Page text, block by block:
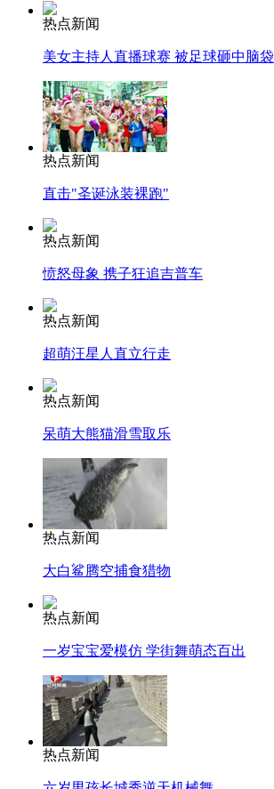
热点新闻
美女主持人直播球赛 被足球砸中脑袋
热点新闻
直击"圣诞泳装裸跑"
热点新闻
愤怒母象 携子狂追吉普车
热点新闻
超萌汪星人直立行走
热点新闻
呆萌大熊猫滑雪取乐
热点新闻
大白鲨腾空捕食猎物
热点新闻
一岁宝宝爱模仿 学街舞萌态百出
热点新闻